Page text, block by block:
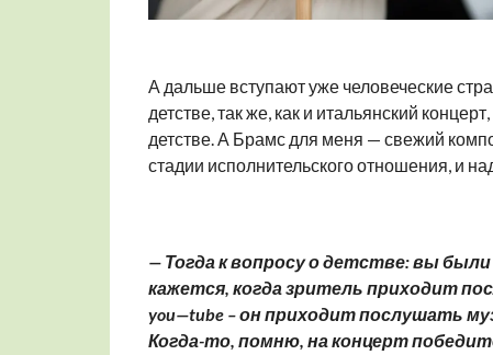
А дальше вступают уже человеческие
детстве, так же, как и итальянский
детстве. А Брамс для меня — свежий
стадии исполнительского отношения, и
— Тогда к вопросу о детстве: вы
кажется, когда зритель приходит
you—tube– он приходит послушать
Когда-то, помню, на концерт